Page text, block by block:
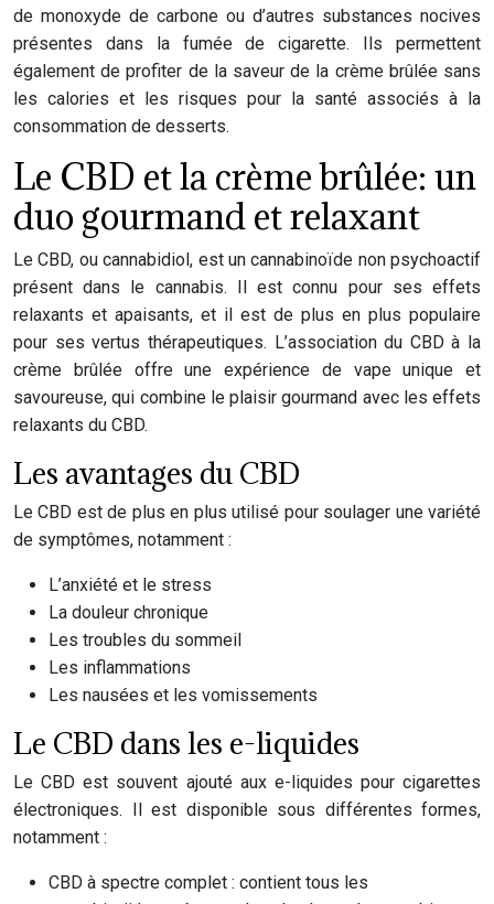
de monoxyde de carbone ou d’autres substances nocives
présentes dans la fumée de cigarette. Ils permettent
également de profiter de la saveur de la crème brûlée sans
les calories et les risques pour la santé associés à la
consommation de desserts.
Le CBD et la crème brûlée: un
duo gourmand et relaxant
Le CBD, ou cannabidiol, est un cannabinoïde non psychoactif
présent dans le cannabis. Il est connu pour ses effets
relaxants et apaisants, et il est de plus en plus populaire
pour ses vertus thérapeutiques. L’association du CBD à la
crème brûlée offre une expérience de vape unique et
savoureuse, qui combine le plaisir gourmand avec les effets
relaxants du CBD.
Les avantages du CBD
Le CBD est de plus en plus utilisé pour soulager une variété
de symptômes, notamment :
L’anxiété et le stress
La douleur chronique
Les troubles du sommeil
Les inflammations
Les nausées et les vomissements
Le CBD dans les e-liquides
Le CBD est souvent ajouté aux e-liquides pour cigarettes
électroniques. Il est disponible sous différentes formes,
notamment :
CBD à spectre complet : contient tous les